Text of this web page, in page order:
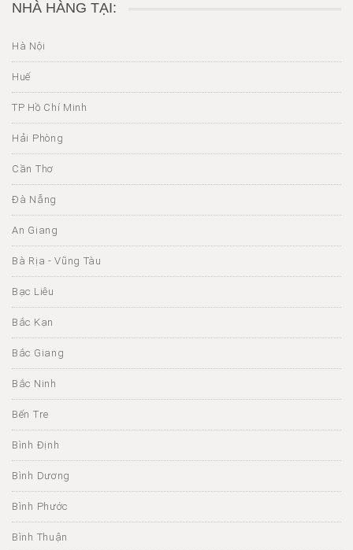
NHÀ HÀNG TẠI:
Hà Nội
Huế
TP Hồ Chí Minh
Hải Phòng
Cần Thơ
Đà Nẵng
An Giang
Bà Rịa - Vũng Tàu
Bạc Liêu
Bắc Kạn
Bắc Giang
Bắc Ninh
Bến Tre
Bình Định
Bình Dương
Bình Phước
Bình Thuận